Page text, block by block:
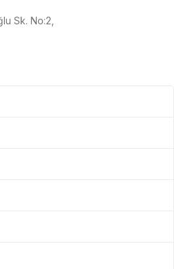
Sk. No:2,